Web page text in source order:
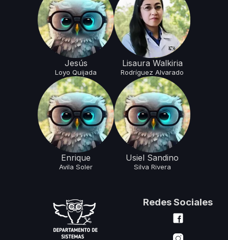
Jesús
Loyo Quijada
Lisaura Walkiria
Rodríguez Alvarado
Enrique
Avila Soler
Usiel Sandino
Silva Rivera
Redes Sociales